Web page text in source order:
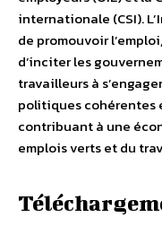
internationale (CSI).
de promouvoir
d’inciter les
travailleurs à
politiques cohérentes
contribuant à une
emplois verts et du